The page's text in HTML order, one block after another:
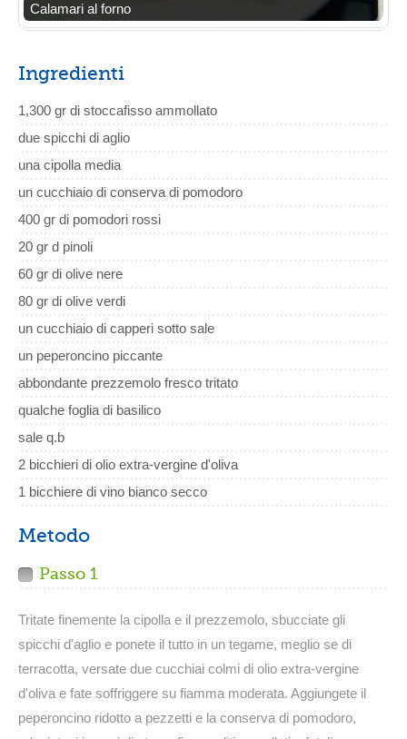
Calamari al forno
Ingredienti
1,300 gr di stoccafisso ammollato
due spicchi di aglio
una cipolla media
un cucchiaio di conserva di pomodoro
400 gr di pomodori rossi
20 gr d pinoli
60 gr di olive nere
80 gr di olive verdi
un cucchiaio di capperi sotto sale
un peperoncino piccante
abbondante prezzemolo fresco tritato
qualche foglia di basilico
sale q.b
2 bicchieri di olio extra-vergine d'oliva
1 bicchiere di vino bianco secco
Metodo
Passo 1
Tritate finemente la cipolla e il prezzemolo, sbucciate gli
spicchi d'aglio e ponete il tutto in un tegame, meglio se di
terracotta, versate due cucchiai colmi di olio extra-vergine
d'oliva e fate soffriggere su fiamma moderata. Aggiungete il
peperoncino ridotto a pezzetti e la conserva di pomodoro,